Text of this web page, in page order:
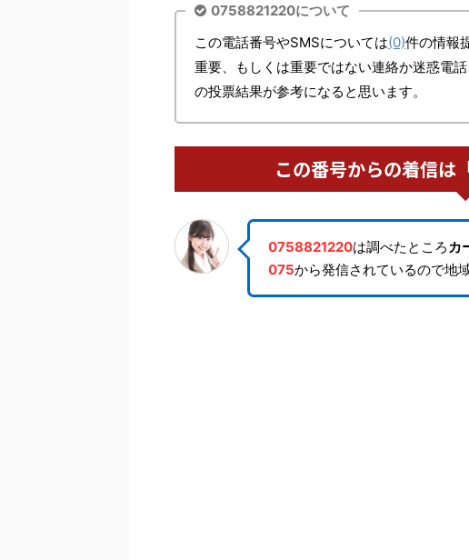
0758821220について
この電話番号やSMSについては(0)件の情報
重要、もしくは重要ではない連絡か迷惑電
の投票結果が参考になると思います。
この番号からの着信は
0758821220は調べたところカ
075から発信されているので地